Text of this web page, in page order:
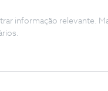
informação relevante.